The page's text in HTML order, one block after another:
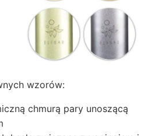
wzorów:
chmurą pary unoszącą